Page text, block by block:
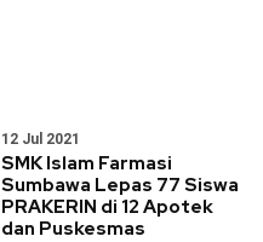
12 Jul 2021
SMK Islam Farmasi
Sumbawa Lepas 77 Siswa
PRAKERIN di 12 Apotek
dan Puskesmas